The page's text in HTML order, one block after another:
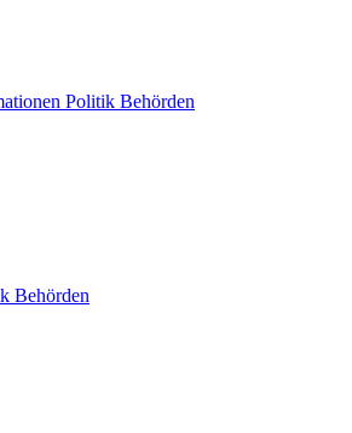
Politik Behörden
Behörden